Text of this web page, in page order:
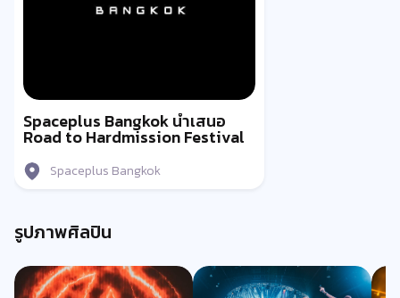
Spaceplus Bangkok นำเสนอ
Road to Hardmission Festival
Spaceplus Bangkok
รูปภาพศิลปิน